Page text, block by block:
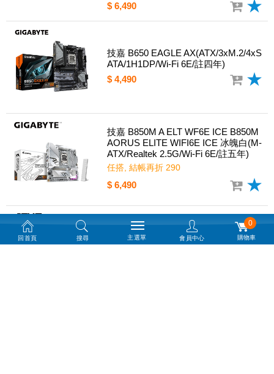
$ 6,490
技嘉 B650 EAGLE AX(ATX/3xM.2/4xS
ATA/1H1DP/Wi-Fi 6E/註四年)
$ 4,490
技嘉 B850M A ELT WF6E ICE B850M
AORUS ELITE WIFI6E ICE 冰魄白(M-
ATX/Realtek 2.5G/Wi-Fi 6E/註五年)
任搭, 結帳再折 290
$ 6,490
華碩 PRIME B860M-A WIFI-CSM(M-
ATX/2xM.2/4xSATA/1H2DP/Realtek 2.
回首頁 搜尋 主選單 會員中心
0
購物車